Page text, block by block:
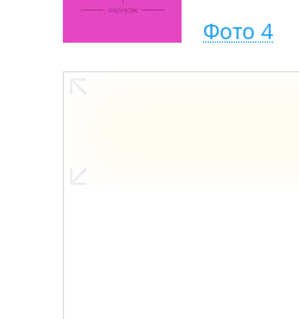
Фото 4